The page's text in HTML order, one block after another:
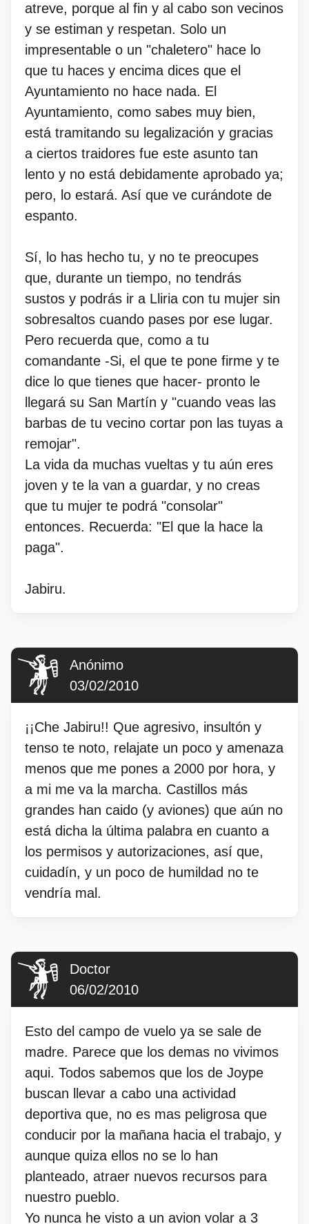
atreve, porque al fin y al cabo son vecinos
y se estiman y respetan. Solo un
impresentable o un "chaletero" hace lo
que tu haces y encima dices que el
Ayuntamiento no hace nada. El
Ayuntamiento, como sabes muy bien,
está tramitando su legalización y gracias
a ciertos traidores fue este asunto tan
lento y no está debidamente aprobado ya;
pero, lo estará. Así que ve curándote de
espanto.
Sí, lo has hecho tu, y no te preocupes
que, durante un tiempo, no tendrás
sustos y podrás ir a Lliria con tu mujer sin
sobresaltos cuando pases por ese lugar.
Pero recuerda que, como a tu
comandante -Si, el que te pone firme y te
dice lo que tienes que hacer- pronto le
llegará su San Martín y "cuando veas las
barbas de tu vecino cortar pon las tuyas a
remojar".
La vida da muchas vueltas y tu aún eres
joven y te la van a guardar, y no creas
que tu mujer te podrá "consolar"
entonces. Recuerda: "El que la hace la
paga".
Jabiru.
Anónimo
03/02/2010
¡¡Che Jabiru!! Que agresivo, insultón y
tenso te noto, relajate un poco y amenaza
menos que me pones a 2000 por hora, y
a mi me va la marcha. Castillos más
grandes han caido (y aviones) que aún no
está dicha la última palabra en cuanto a
los permisos y autorizaciones, así que,
cuidadín, y un poco de humildad no te
vendría mal.
Doctor
06/02/2010
Esto del campo de vuelo ya se sale de
madre. Parece que los demas no vivimos
aqui. Todos sabemos que los de Joype
buscan llevar a cabo una actividad
deportiva que, no es mas peligrosa que
conducir por la mañana hacia el trabajo, y
aunque quiza ellos no se lo han
planteado, atraer nuevos recursos para
nuestro pueblo.
Yo nunca he visto a un avion volar a 3